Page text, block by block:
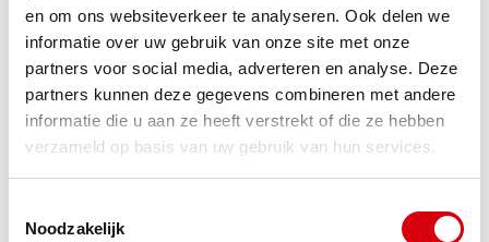
en om ons websiteverkeer te analyseren. Ook delen we
informatie over uw gebruik van onze site met onze
partners voor social media, adverteren en analyse. Deze
partners kunnen deze gegevens combineren met andere
informatie die u aan ze heeft verstrekt of die ze hebben
verzameld op basis van uw gebruik van hun services.
Noodzakelijk
naar de tekentafel om te kijken hoe je wel aan de
privacywetgeving kan voldoen. Kortom, hou vanaf
het begin af aan al rekening met de verwerking van
persoonsgegevens.
maar weet je nog niet hoe je dit het beste kan